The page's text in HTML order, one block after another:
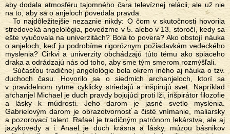
aby dodala atmosféru tajomného čara televíznej relácii, ale už nie
na to, aby sa o anjeloch povedala pravda.
To najdôležitejšie nezaznie nikdy: O čom v skutočnosti hovorila
stredoveká angelológia, povedzme v 5. alebo v 13. storočí, kedy sa
ešte vyučovala na univerzitách? Bola to povera? Ako obstojí náuka
o anjeloch, keď ju podrobíme rigoróznym požiadavkám vedeckého
myslenia? Cirkvi a univerzity obchádzajú túto tému ako spiaceho
draka a odrádzajú nás od toho, aby sme tým smerom rozmýšľali.
Súčasťou tradičnej angelológie bola okrem iného aj náuka o tzv.
duchoch času. Hovorilo sa o siedmich archanjeloch, ktorí sa
v pravidelnom rytme cyklicky striedajú a inšpirujú svet. Napríklad
archanjel Michael je duch pravdy bojujúci proti lži, inšpirátor filozofie
a lásky k múdrosti. Jeho darom je jasné svetlo myslenia.
Gabrielovým darom je obrazotvornosť a čisté vnímanie, maliarsky
a pozorovací talent. Rafael je tradičným patrónom lekárstva, ale aj
jazykovedy a i. Anael je duch krásna a lásky, múzou básnikov